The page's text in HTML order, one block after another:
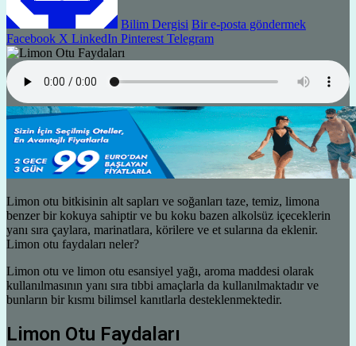
Bilim Dergisi Bir e-posta göndermek
Facebook X LinkedIn Pinterest Telegram
Limon otu bitkisinin alt sapları ve soğanları taze, temiz, limona
benzer bir kokuya sahiptir ve bu koku bazen alkolsüz içeceklerin
yanı sıra çaylara, marinatlara, körilere ve et sularına da eklenir.
Limon otu faydaları neler?
Limon otu ve limon otu esansiyel yağı, aroma maddesi olarak
kullanılmasının yanı sıra tıbbi amaçlarla da kullanılmaktadır ve
bunların bir kısmı bilimsel kanıtlarla desteklenmektedir.
Limon Otu Faydaları